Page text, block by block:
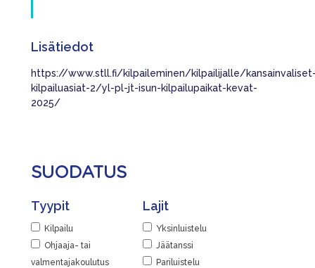
Lisätiedot
https://www.stll.fi/kilpaileminen/kilpailijalle/
kilpailuasiat-2/yl-pl-jt-isun-kilpailupaikat-kevat-
2025/
SUODATUS
Tyypit
Kilpailu
Ohjaaja- tai
valmentajakoulutus
Lajit
Yksinluistelu
Jäätanssi
Pariluistelu